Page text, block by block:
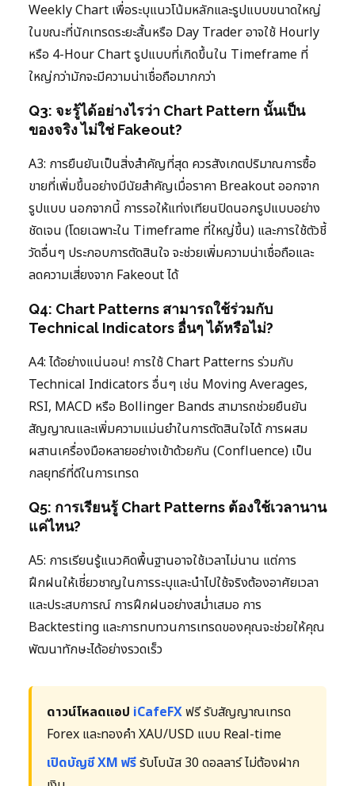
Weekly Chart เพื่อระบุแนวโน้มหลักและรูปแบบขนาดใหญ่
ในขณะที่นักเทรดระยะสั้นหรือ Day Trader อาจใช้ Hourly
หรือ 4-Hour Chart รูปแบบที่เกิดขึ้นใน Timeframe ที่
ใหญ่กว่ามักจะมีความน่าเชื่อถือมากกว่า
Q3: จะรู้ได้อย่างไรว่า Chart Pattern นั้นเป็น
ของจริง ไม่ใช่ Fakeout?
A3: การยืนยันเป็นสิ่งสำคัญที่สุด ควรสังเกตปริมาณการซื้อ
ขายที่เพิ่มขึ้นอย่างมีนัยสำคัญเมื่อราคา Breakout ออกจาก
รูปแบบ นอกจากนี้ การรอให้แท่งเทียนปิดนอกรูปแบบอย่าง
ชัดเจน (โดยเฉพาะใน Timeframe ที่ใหญ่ขึ้น) และการใช้ตัวชี้
วัดอื่นๆ ประกอบการตัดสินใจ จะช่วยเพิ่มความน่าเชื่อถือและ
ลดความเสี่ยงจาก Fakeout ได้
Q4: Chart Patterns สามารถใช้ร่วมกับ
Technical Indicators อื่นๆ ได้หรือไม่?
A4: ได้อย่างแน่นอน! การใช้ Chart Patterns ร่วมกับ
Technical Indicators อื่นๆ เช่น Moving Averages,
RSI, MACD หรือ Bollinger Bands สามารถช่วยยืนยัน
สัญญาณและเพิ่มความแม่นยำในการตัดสินใจได้ การผสม
ผสานเครื่องมือหลายอย่างเข้าด้วยกัน (Confluence) เป็น
กลยุทธ์ที่ดีในการเทรด
Q5: การเรียนรู้ Chart Patterns ต้องใช้เวลานาน
แค่ไหน?
A5: การเรียนรู้แนวคิดพื้นฐานอาจใช้เวลาไม่นาน แต่การ
ฝึกฝนให้เชี่ยวชาญในการระบุและนำไปใช้จริงต้องอาศัยเวลา
และประสบการณ์ การฝึกฝนอย่างสม่ำเสมอ การ
Backtesting และการทบทวนการเทรดของคุณจะช่วยให้คุณ
พัฒนาทักษะได้อย่างรวดเร็ว
ดาวน์โหลดแอป iCafeFXฟรี รับสัญญาณเทรด
Forex และทองคำ XAU/USD แบบ Real-time
เปิดบัญชี XM ฟรีรับโบนัส 30 ดอลลาร์ ไม่ต้องฝาก